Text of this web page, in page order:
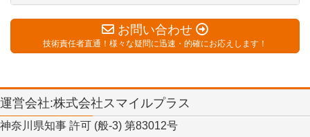
お問い合わせ
技術責任者直通！様々な疑問に迅速・的確にお応えします！
運営会社:株式会社スマイルプラス
神奈川県知事 許可 (般-3) 第83012号